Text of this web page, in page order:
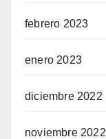
febrero 2023
enero 2023
diciembre 2022
noviembre 2022